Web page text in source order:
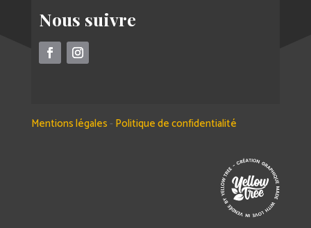
Nous suivre
Mentions légales - Politique de confidentialité